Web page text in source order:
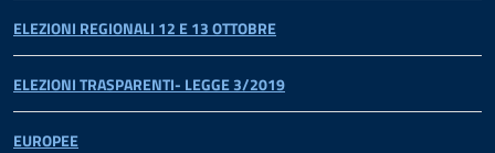
ELEZIONI REGIONALI 12 E 13 OTTOBRE
ELEZIONI TRASPARENTI- LEGGE 3/2019
EUROPEE